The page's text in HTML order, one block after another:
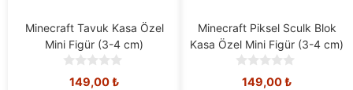
Minecraft Tavuk Kasa Özel
Mini Figür (3-4 cm)
149,00₺
Minecraft Piksel Sculk Blok
Kasa Özel Mini Figür (3-4 cm)
149,00₺